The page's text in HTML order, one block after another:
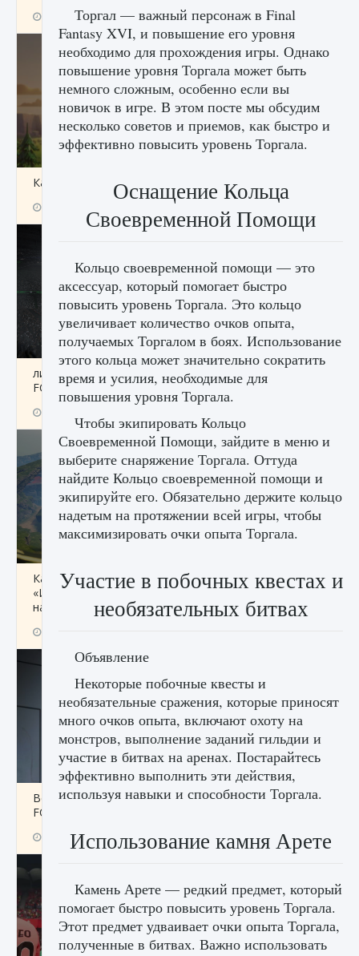
9 августа 2024 2 511 0 0
Как заработать медали лиги Clash of Clans
лицензии, лиги, команды и стадионы в EA
FC 25
Как исправить ошибку Palworld EPalworld
«Идет сохранение мира — Невозможно
начать сохранение данных мира»
Все новые функции в режиме карьеры EA
FC 25
9 августа 2024 2 096 0 2
Торгал — важный персонаж в Final
Fantasy XVI, и повышение его уровня
необходимо для прохождения игры. Однако
повышение уровня Торгала может быть
немного сложным, особенно если вы
новичок в игре. В этом посте мы обсудим
несколько советов и приемов, как быстро и
эффективно повысить уровень Торгала.
Оснащение Кольца
Своевременной Помощи
Кольцо своевременной помощи — это
аксессуар, который помогает быстро
повысить уровень Торгала. Это кольцо
увеличивает количество очков опыта,
получаемых Торгалом в боях. Использование
этого кольца может значительно сократить
время и усилия, необходимые для
повышения уровня Торгала.
Чтобы экипировать Кольцо
Своевременной Помощи, зайдите в меню и
выберите снаряжение Торгала. Оттуда
найдите Кольцо своевременной помощи и
экипируйте его. Обязательно держите кольцо
надетым на протяжении всей игры, чтобы
максимизировать очки опыта Торгала.
Участие в побочных квестах и
​​необязательных битвах
Объявление
Некоторые побочные квесты и
необязательные сражения, которые приносят
много очков опыта, включают охоту на
монстров, выполнение заданий гильдии и
участие в битвах на аренах. Постарайтесь
эффективно выполнить эти действия,
используя навыки и способности Торгала.
Использование камня Арете
Камень Арете — редкий предмет, который
помогает быстро повысить уровень Торгала.
Этот предмет удваивает очки опыта Торгала,
полученные в битвах. Важно использовать